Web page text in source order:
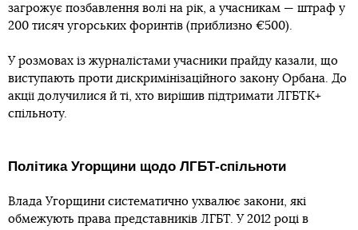
загрожує позбавлення волі на рік, а учасникам — штраф у
200 тисяч угорських форинтів (приблизно €500).
У розмовах із журналістами учасники прайду казали, що
виступають проти дискримінізаційного закону Орбана. До
акції долучилися й ті, хто вирішив підтримати ЛГБТК+
спільноту.
Політика Угорщини щодо ЛГБТ-спільноти
Влада Угорщини систематично ухвалює закони, які
обмежують права представників ЛГБТ. У 2012 році в